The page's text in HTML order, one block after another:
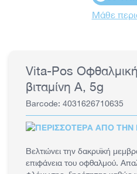
Μάθε
Vita-Pos
βιταμίνη Α, 5g
Barcode: 4031626710635
Βελτιώνει την δακρυϊκή
επιφάνεια του οφθαλμού.